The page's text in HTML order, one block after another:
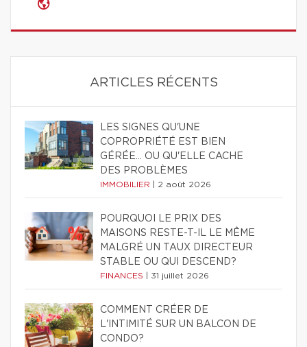
ARTICLES RÉCENTS
LES SIGNES QU'UNE
COPROPRIÉTÉ EST BIEN
GÉRÉE… OU QU'ELLE CACHE
DES PROBLÈMES
IMMOBILIER 2 août 2026
POURQUOI LE PRIX DES
MAISONS RESTE-T-IL LE MÊME
MALGRÉ UN TAUX DIRECTEUR
STABLE OU QUI DESCEND?
FINANCES 31 juillet 2026
COMMENT CRÉER DE
L'INTIMITÉ SUR UN BALCON DE
CONDO?